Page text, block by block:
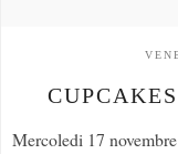
Mercoledi 17